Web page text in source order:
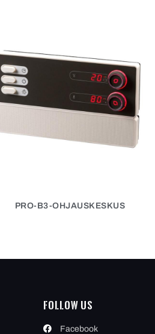
PRO-B3-OHJAUSKESKUS
Follow Us
Facebook